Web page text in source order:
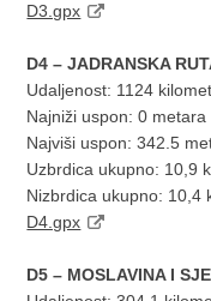
D3.gpx
D4 – JADRANSKA
Udaljenost: 1124
Najniži uspon: 0 metara
Najviši uspon: 342.5
Uzbrdica ukupno: 10,9
Nizbrdica ukupno: 10,4
D4.gpx
D5 – MOSLAVINA I